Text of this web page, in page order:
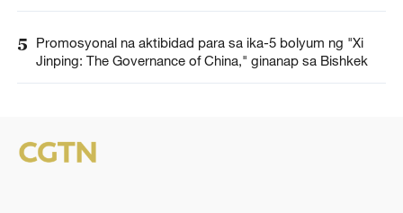
5
Promosyonal na aktibidad para sa ika-5 bolyum ng "Xi
Jinping: The Governance of China," ginanap sa Bishkek